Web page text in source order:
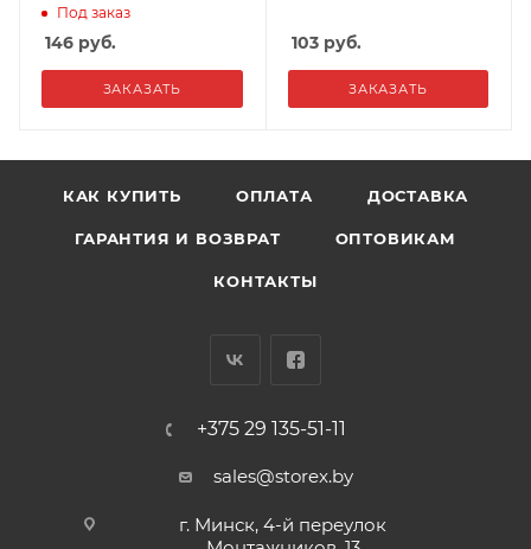
Под заказ
146 руб.
ЗАКАЗАТЬ
103руб.
ЗАКАЗАТЬ
КАК КУПИТЬ ОПЛАТА ДОСТАВКА
ГАРАНТИЯ И ВОЗВРАТ ОПТОВИКАМ
КОНТАКТЫ
+375 29 135-51-11
sales@storex.by
г. Минск, 4-й переулок